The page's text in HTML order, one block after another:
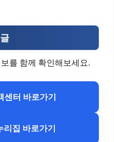
를 함께 확인해보세요.
센터 바로가기
리집 바로가기